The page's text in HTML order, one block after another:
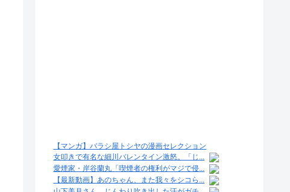
【マンガ】バラシ屋トシヤの漫画セレクション
女叩きで有名な細川バレンタイン激怒。「じ...
愛煙家・岸谷蘭丸「喫煙者の権利がマジで侵...
【最新動画】あのちゃん、また我々をシコら...